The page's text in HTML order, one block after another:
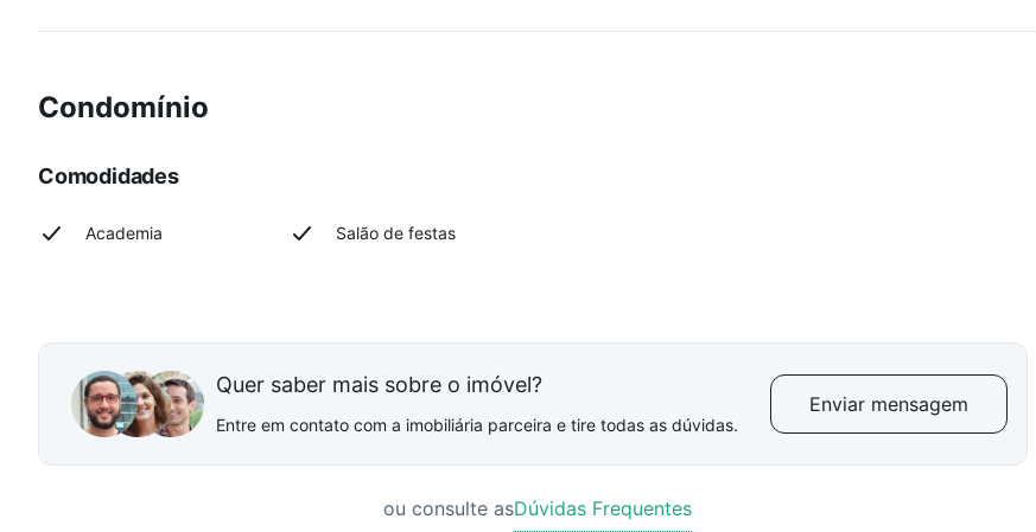
Condomínio
Comodidades
Academia Salão de festas
Quer saber mais sobre o imóvel?
Entre em contato com a imobiliária parceira e tire todas as dúvidas.
Enviar mensagem
ou consulte asDúvidas Frequentes